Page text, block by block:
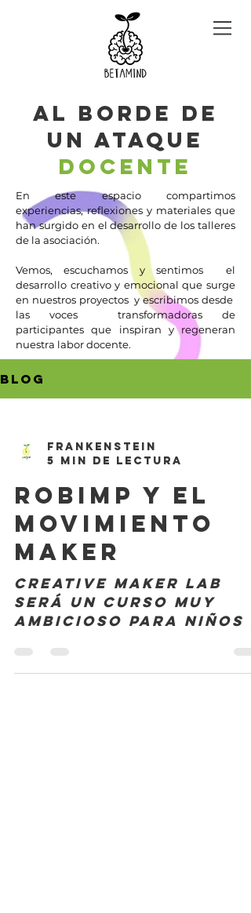
AL BORDE DE
UN ATAQUE
DOCENTE
En este espacio compartimos
experiencias, reflexiones y materiales que
han surgido en el desarrollo de los talleres
de la asociación.
Vemos, escuchamos y sentimos el
desarrollo creativo y emocional que surge
en nuestros proyectos y escribimos desde
las voces transformadoras de
participantes que inspiran y regeneran
nuestra labor docente.
BLOG
Frankenstein
5 min de lectura
ROBIMP y el
MOVIMIENTO
MAKER
Creative Maker Lab
será un curso muy
ambicioso para niños
capacidades
intelectuales y